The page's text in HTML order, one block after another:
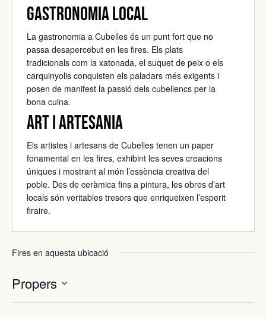
Gastronomia local
La gastronomia a Cubelles és un punt fort que no
passa desapercebut en les fires. Els plats
tradicionals com la xatonada, el suquet de peix o els
carquinyolis conquisten els paladars més exigents i
posen de manifest la passió dels cubellencs per la
bona cuina.
Art i artesania
Els artistes i artesans de Cubelles tenen un paper
fonamental en les fires, exhibint les seves creacions
úniques i mostrant al món l’essència creativa del
poble. Des de ceràmica fins a pintura, les obres d’art
locals són veritables tresors que enriqueixen l’esperit
firaire.
Fires en aquesta ubicació
Propers